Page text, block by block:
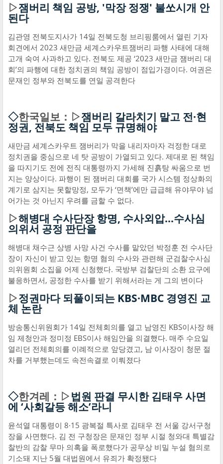
▷잼버리 책임 공방, '막장 정쟁' 불쏘시개 안
된다
김관영 전북도지사가 14일 전북도청 브리핑룸에서 열린 기자
회견에서 2023 새만금 세계스카우트잼버리 파행 사태에 대해
고개 숙여 사과하고 있다. 전북도 제공 ‘2023 새만금 잼버리 대
회’의 파행에 대한 정치권의 책임 공방이 점입가경이다. 여권은
문재인 정부와 전북도를 연일 공격한다
◇한국일보：▷잼버리 갈라치기 말고 전·현
정권, 전북도 책임 모두 규명해야
새만금 세계스카우트 잼버리가 막을 내리자마자 걱정한 대로
정치권을 중심으로 네 탓 공방이 가열되고 있다. 제대로 된 책임
을 따지기도 전에 전직 대통령까지 가세해 진흙탕 싸움으로 번
지는 양상이다. 파행이 된 잼버리 대회를 국가 시스템 정상화의
계기로 삼지는 못할망정, 모두가 ‘면책’에만 급급해 유야무야 넘
어가는 것 아닌지 우려를 금할 수 없다.
▷해병대 수사단장 항명, 수사외압...수사심
의위서 공정 판단을
해병대 채수근 상병 사망 사건 수사를 맡았던 박정훈 전 수사단
장이 자신이 받고 있는 항명 혐의 수사와 관련해 군검찰수사심
의위원회 소집을 어제 신청했다. 국방부 검찰단의 소환 요구에
불응하면서, 공정한 수사를 받기 위해서라는 게 그의 변이다
▷정권마다 되풀이되는 KBS·MBC 경영진 교
체 논란
방송통신위원회가 14일 전체회의를 열고 남영진 KBS이사장 해
임 제청안과 정미정 EBS이사 해임안을 의결했다. 매주 수요일
열리던 전체회의를 이례적으로 앞당겼고, 남 이사장이 청문 절
차를 거부했는데도 속전속결로 이뤄졌다
◇한겨레：▷법원 판결 무시한 김태우 사면
에 ‘사회갈등 해소’라니
윤석열 대통령이 8·15 광복절 특사로 김태우 전 서울 강서구청
장을 사면했다. 김 전 구청장은 문재인 정부 시절 청와대 특별감
찰반의 감찰 무마 의혹을 폭로했다가 공무상 비밀 누설 혐의로
기소돼 지난 5월 대법원에서 유죄가 확정됐다